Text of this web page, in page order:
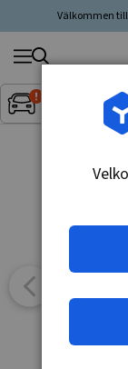
Välkommen till
Søg
produkt,
producent,